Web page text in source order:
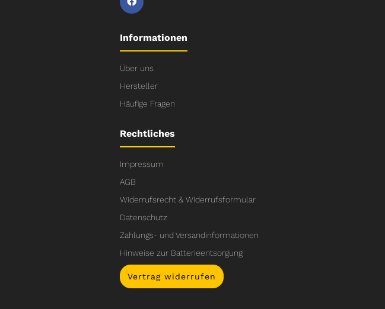
Informationen
Über uns
Hersteller
Häufige Fragen
Rechtliches
Impressum
AGB
Widerrufsrecht & Widerrufsformular
Datenschutz
Zahlungs- und Versandinformationen
Hinweise zur Batterieentsorgung
Vertrag widerrufen